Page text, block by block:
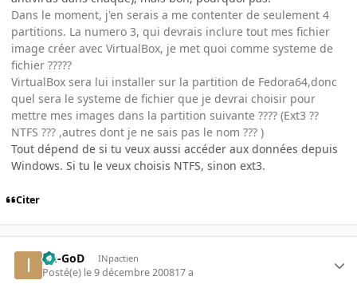
Dans le moment, j'en serais a me contenter de seulement 4
partitions. La numero 3, qui devrais inclure tout mes fichier
image créer avec VirtualBox, je met quoi comme systeme de
fichier ?????
VirtualBox sera lui installer sur la partition de Fedora64,donc
quel sera le systeme de fichier que je devrai choisir pour
mettre mes images dans la partition suivante ???? (Ext3 ??
NTFS ??? ,autres dont je ne sais pas le nom ??? )
Tout dépend de si tu veux aussi accéder aux données depuis
Windows. Si tu le veux choisis NTFS, sinon ext3.
Citer
Im-GoD INpactien
Posté(e) le 9 décembre 200817 a